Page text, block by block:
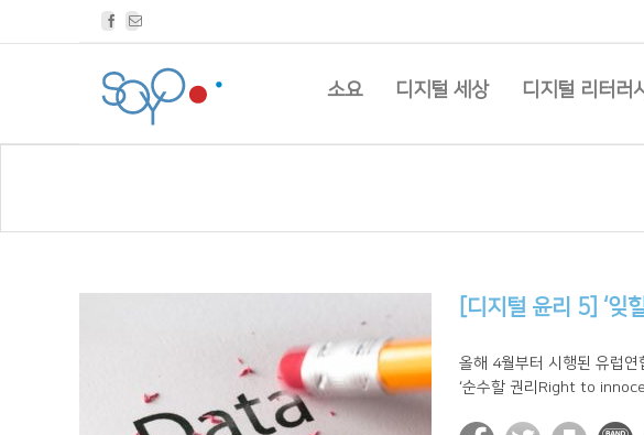
Facebook
소요 디지털 세상 디지털 리터러시
[디지털 윤리 5] ‘잊
올해 4월부터 시행된 유럽
‘순수할 권리Right to